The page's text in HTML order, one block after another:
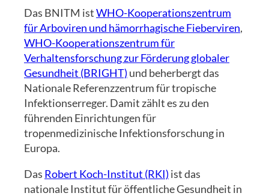
Das BNITM istWHO-Kooperationszentrum
für Arboviren und hämorrhagische Fieberviren,
WHO-Kooperationszentrum für
Verhaltensforschung zur Förderung globaler
Gesundheit (BRIGHT) und beherbergt das
Nationale Referenzzentrum für tropische
Infektionserreger. Damit zählt es zu den
führenden Einrichtungen für
tropenmedizinische Infektionsforschung in
Europa.
Das Robert Koch-Institut (RKI) ist das
nationale Institut für öffentliche Gesundheit in